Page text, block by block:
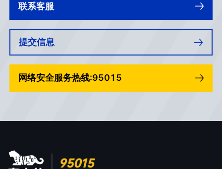
联系客服
提交信息
网络安全服务热线:95015